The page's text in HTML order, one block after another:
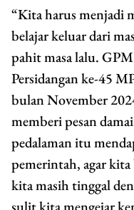
“Kita harus menjadi
belajar keluar dari
pahit masa lalu. GPM
Persidangan ke-45
bulan November
memberi pesan
pedalaman itu
pemerintah, agar
kita masih tinggal